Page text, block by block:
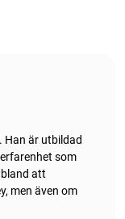
Han är utbildad
som
att
men även om